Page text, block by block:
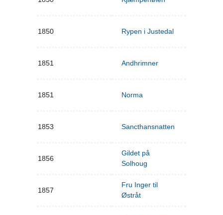
1850 Rypen i Justedal
1851 Andhrimner
1851 Norma
1853 Sancthansnatten
1856
Gildet på
Solhoug
1857
Fru Inger til
Østråt